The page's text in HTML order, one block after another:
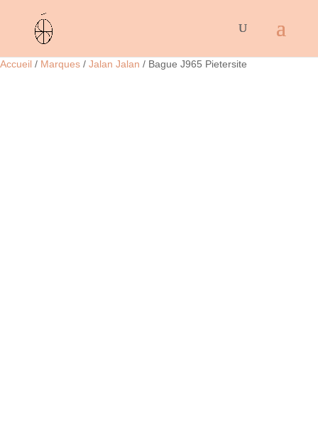
Accueil / Marques / Jalan Jalan / Bague J965 Pietersite